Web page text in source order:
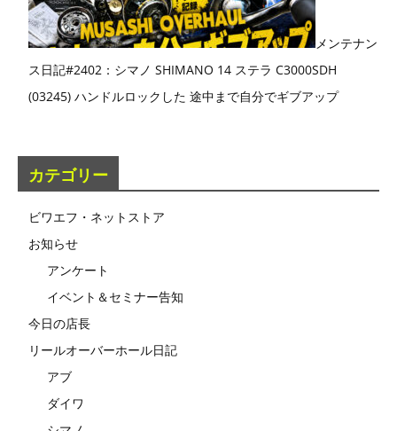
メンテナン
ス日記#2402：シマノ SHIMANO 14 ステラ C3000SDH
(03245) ハンドルロックした 途中まで自分でギブアップ
カテゴリー
ビワエフ・ネットストア
お知らせ
アンケート
イベント＆セミナー告知
今日の店長
リールオーバーホール日記
アブ
ダイワ